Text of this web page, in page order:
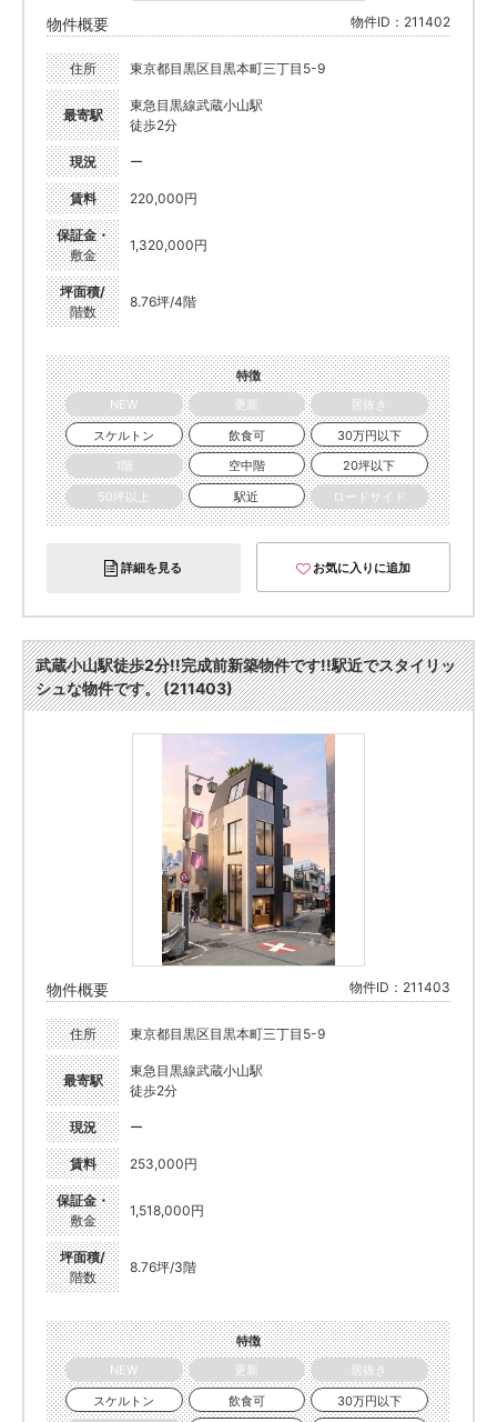
物件概要 物件ID：211402
住所 東京都目黒区目黒本町三丁目5-9
最寄駅
東急目黒線武蔵小山駅
徒歩2分
現況 ー
賃料 220,000円
保証金・
敷金
1,320,000円
坪面積/
階数
8.76坪/4階
特徴
NEW
更新
居抜き
スケルトン
飲食可
30万円以下
1階
空中階
20坪以下
50坪以上
駅近 ロードサイド
詳細を見る お気に入りに追加
武蔵小山駅徒歩2分!!完成前新築物件です!!駅近でスタイリッ
シュな物件です。 (211403)
物件概要 物件ID：211403
住所 東京都目黒区目黒本町三丁目5-9
最寄駅
東急目黒線武蔵小山駅
徒歩2分
現況 ー
賃料 253,000円
保証金・
敷金
1,518,000円
坪面積/
階数
8.76坪/3階
特徴
NEW
更新
居抜き
スケルトン
飲食可
30万円以下